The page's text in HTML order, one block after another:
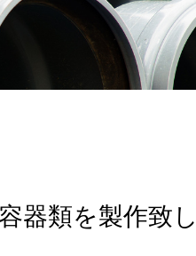
器類を製作致